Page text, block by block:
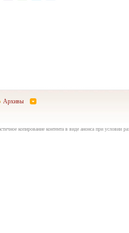
Архивы
копирование контента в виде анонса при условии